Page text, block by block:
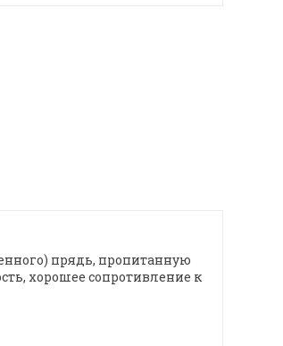
прядь, пропитанную
хорошее сопротивление к